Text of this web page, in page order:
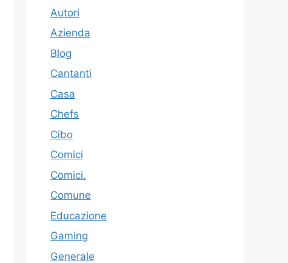
Autori
Azienda
Blog
Cantanti
Casa
Chefs
Cibo
Comici
Comici.
Comune
Educazione
Gaming
Generale